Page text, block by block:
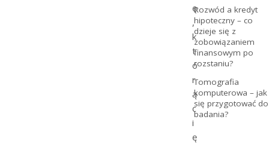
ę
,
k
t
ó
r
ą
c
i
ę
Rozwód a kredyt
hipoteczny – co
dzieje się z
zobowiązaniem
finansowym po
rozstaniu?
Tomografia
komputerowa – jak
się przygotować do
badania?